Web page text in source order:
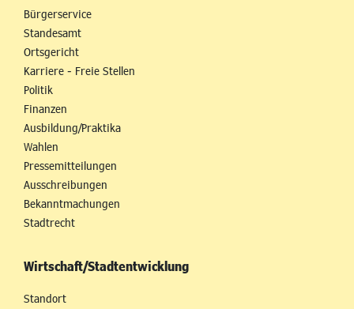
Bürgerservice
Standesamt
Ortsgericht
Karriere - Freie Stellen
Politik
Finanzen
Ausbildung/Praktika
Wahlen
Pressemitteilungen
Ausschreibungen
Bekanntmachungen
Stadtrecht
Wirtschaft/Stadtentwicklung
Standort